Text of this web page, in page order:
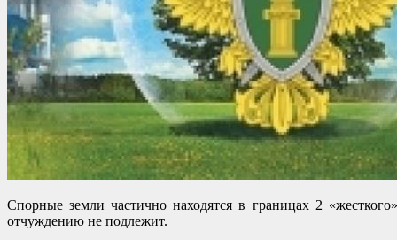
Спорные земли частично находятся в границах 2
отчуждению не подлежит.